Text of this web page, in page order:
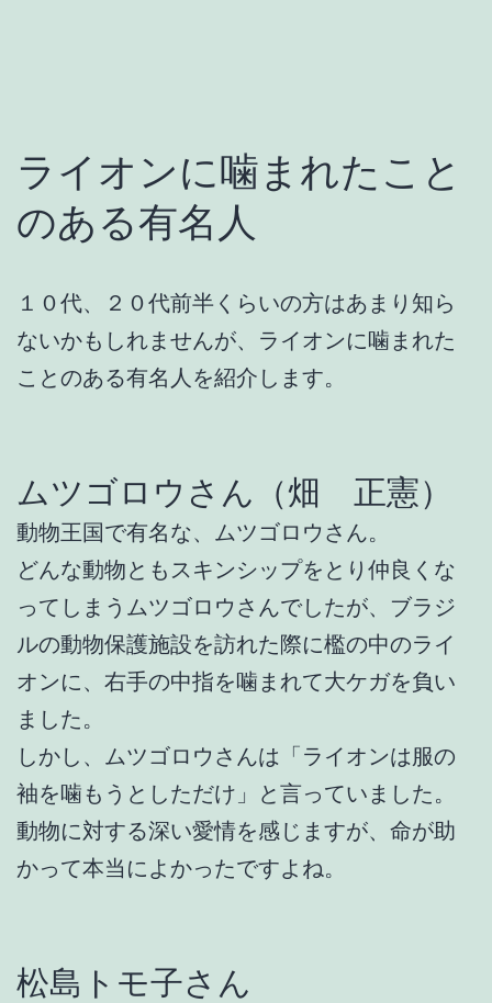
ライオンに噛まれたこと
のある有名人
１０代、２０代前半くらいの方はあまり知ら
ないかもしれませんが、ライオンに噛まれた
ことのある有名人を紹介します。
ムツゴロウさん（畑 正憲）
動物王国で有名な、ムツゴロウさん。
どんな動物ともスキンシップをとり仲良くな
ってしまうムツゴロウさんでしたが、ブラジ
ルの動物保護施設を訪れた際に檻の中のライ
オンに、右手の中指を噛まれて大ケガを負い
ました。
しかし、ムツゴロウさんは「ライオンは服の
袖を噛もうとしただけ」と言っていました。
動物に対する深い愛情を感じますが、命が助
かって本当によかったですよね。
松島トモ子さん